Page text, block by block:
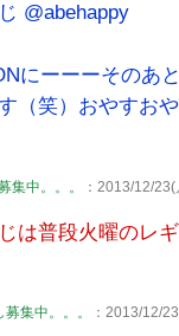
あべこうじ ‏@abehappy
にーーーそのあ
（笑）おやすお
集中。。。 ：2013/12/
は普段火曜のレ
募集中。。。 ：2013/12/